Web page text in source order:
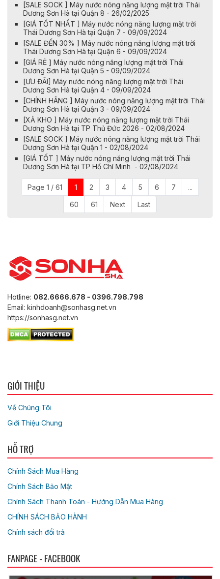
[SALE SOCK ] Máy nước nóng năng lượng mặt trời Thái
Dương Sơn Hà tại Quận 8 - 26/02/2025
[GIÁ TỐT NHẤT ] Máy nước nóng năng lượng mặt trời
Thái Dương Sơn Hà tại Quận 7 - 09/09/2024
[SALE ĐẾN 30% ] Máy nước nóng năng lượng mặt trời
Thái Dương Sơn Hà tại Quận 6 - 09/09/2024
[GIÁ RẺ ] Máy nước nóng năng lượng mặt trời Thái
Dương Sơn Hà tại Quận 5 - 09/09/2024
[ƯU ĐÃI] Máy nước nóng năng lượng mặt trời Thái
Dương Sơn Hà tại Quận 4 - 09/09/2024
[CHÍNH HÃNG ] Máy nước nóng năng lượng mặt trời Thái
Dương Sơn Hà tại Quận 3 - 09/09/2024
[XẢ KHO ] Máy nước nóng năng lượng mặt trời Thái
Dương Sơn Hà tại TP Thủ Đức 2026 - 02/08/2024
[SALE SOCK ] Máy nước nóng năng lượng mặt trời Thái
Dương Sơn Hà tại Quận 1 - 02/08/2024
[GIÁ TỐT ] Máy nước nóng năng lượng mặt trời Thái
Dương Sơn Hà tại TP Hồ Chí Minh - 02/08/2024
Page 1 / 61 1 2 3 4 5 6 7 ...
60 61 Next Last
Hotline: 082.6666.678 - 0396.798.798
Email: kinhdoanh@sonhasg.net.vn
https://sonhasg.net.vn
GIỚI THIỆU
Về Chúng Tôi
Giới Thiệu Chung
HỖ TRỢ
Chính Sách Mua Hàng
Chính Sách Bảo Mật
Chính Sách Thanh Toán - Hướng Dẫn Mua Hàng
CHÍNH SÁCH BẢO HÀNH
Chính sách đổi trả
FANPAGE - FACEBOOK